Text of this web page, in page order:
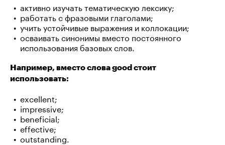
активно изучать тематическую лексику;
работать с фразовыми глаголами;
учить устойчивые выражения и коллокации;
осваивать синонимы вместо постоянного
использования базовых слов.
Например, вместо слова good стоит
использовать:
excellent;
impressive;
beneficial;
effective;
outstanding.